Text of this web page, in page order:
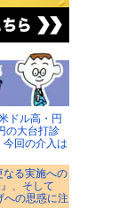
ドル高・円
の大台打診
回の介入は
なる実施への
、そして
への思惑に注